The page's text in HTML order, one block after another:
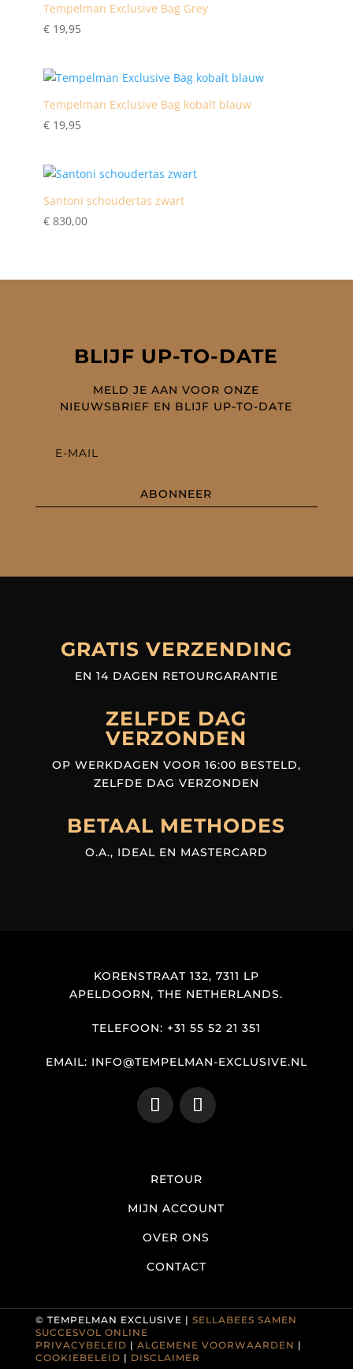
Tempelman Exclusive Bag Grey
€19,95
Tempelman Exclusive Bag kobalt blauw
€19,95
Santoni schoudertas zwart
€830,00
BLIJF UP-TO-DATE
MELD JE AAN VOOR ONZE
NIEUWSBRIEF EN BLIJF UP-TO-DATE
ABONNEER
GRATIS VERZENDING
EN 14 DAGEN RETOURGARANTIE
ZELFDE DAG
VERZONDEN
OP WERKDAGEN VOOR 16:00 BESTELD,
ZELFDE DAG VERZONDEN
BETAAL METHODES
O.A., IDEAL EN MASTERCARD
KORENSTRAAT 132, 7311 LP
APELDOORN, THE NETHERLANDS.
TELEFOON: +31 55 52 21 351
EMAIL: INFO@TEMPELMAN-EXCLUSIVE.NL
RETOUR
MIJN ACCOUNT
OVER ONS
CONTACT
© TEMPELMAN EXCLUSIVE | SELLABEES SAMEN
SUCCESVOL ONLINE
PRIVACYBELEID | ALGEMENE VOORWAARDEN |
COOKIEBELEID | DISCLAIMER